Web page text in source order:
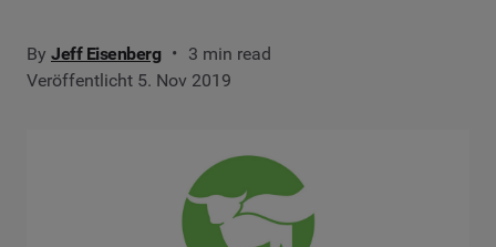
By Jeff Eisenberg
3 min read
Veröffentlicht 5. Nov 2019